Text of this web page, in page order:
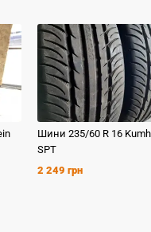
Шини235/60 R 16
SPT
2 249 грн